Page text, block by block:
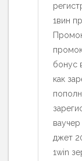
1вин
бонус
как
джет
1win